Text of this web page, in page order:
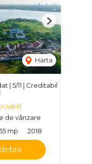
Harta
Next
| 5/11 | Creditabil
de vânzare
mp 2018